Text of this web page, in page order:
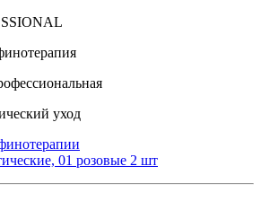
уход
01 розовые 2 шт